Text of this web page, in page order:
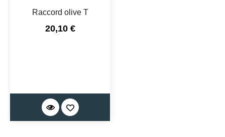
Raccord olive T
Prix
20,10 €